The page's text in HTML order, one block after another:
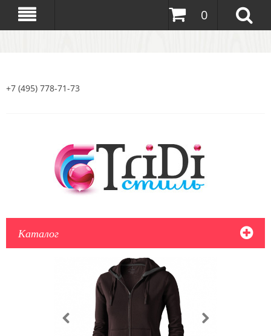
0
+7 (495) 778-71-73
Каталог